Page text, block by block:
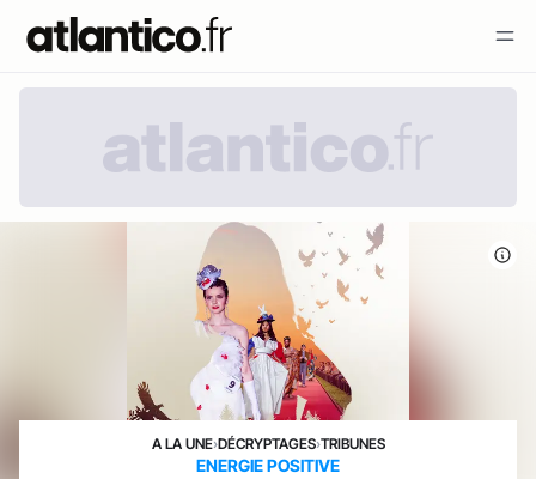
A LA UNE›DÉCRYPTAGES›TRIBUNES
ENERGIE POSITIVE